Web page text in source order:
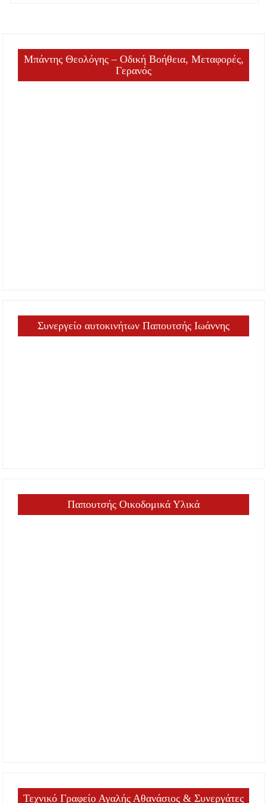
Μπάντης Θεολόγης – Οδική Βοήθεια, Μεταφορές,
Γερανός
Συνεργείο αυτοκινήτων Παπουτσής Ιωάννης
Παπουτσής Οικοδομικά Υλικά
Τεχνικό Γραφείο Αγαλής Αθανάσιος & Συνεργάτες